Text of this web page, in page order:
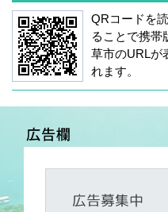
QRコードを
ることで携帯
草市のURLが
れます。